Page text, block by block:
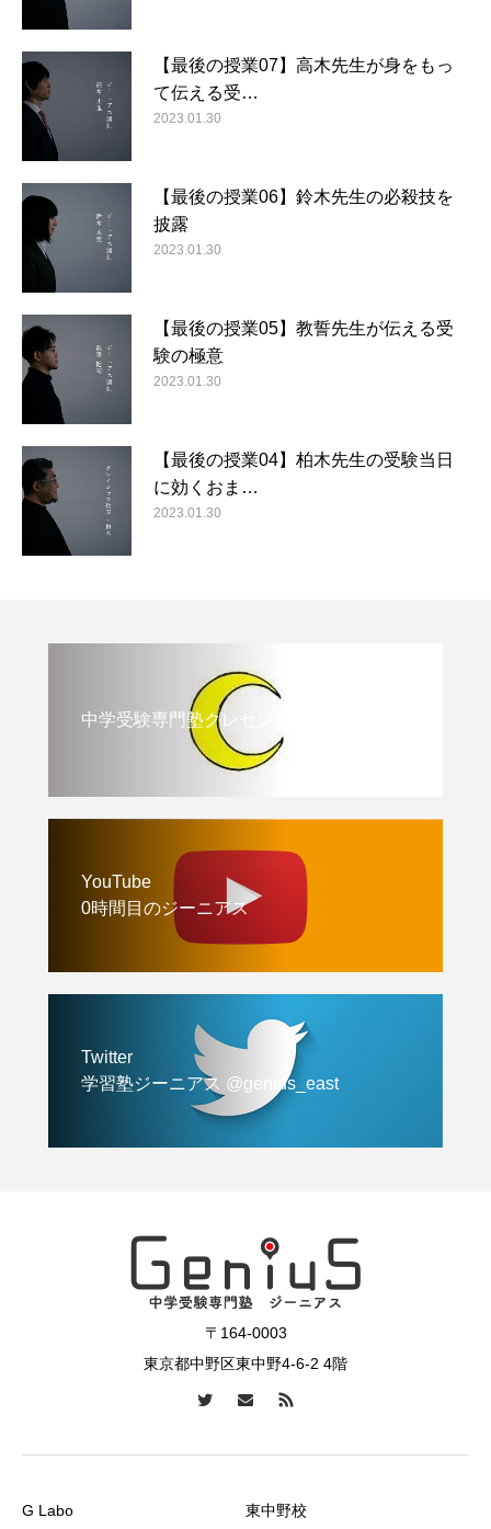
【最後の授業07】高木先生が身をもっ
て伝える受…
2023.01.30
【最後の授業06】鈴木先生の必殺技を
披露
2023.01.30
【最後の授業05】教誓先生が伝える受
験の極意
2023.01.30
【最後の授業04】柏木先生の受験当日
に効くおま…
2023.01.30
中学受験専門塾クレセント
YouTube
0時間目のジーニアス
Twitter
学習塾ジーニアス @genius_east
〒164-0003
東京都中野区東中野4-6-2 4階
G Labo 東中野校